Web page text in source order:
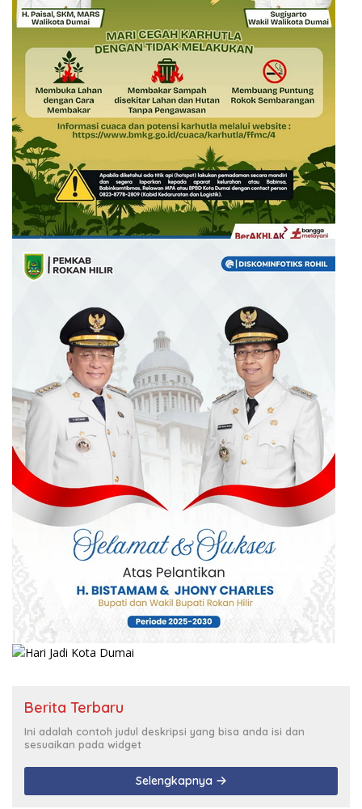
Berita Terbaru
Ini adalah contoh judul deskripsi yang bisa anda isi dan
sesuaikan pada widget
Selengkapnya